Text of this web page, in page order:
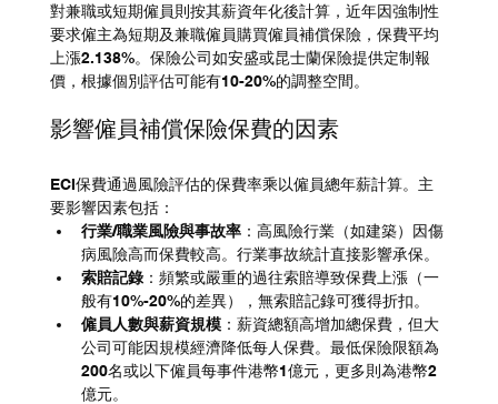
對兼職或短期僱員則按其薪資年化後計算，近年因強制性
要求僱主為短期及兼職僱員購買僱員補償保險，保費平均
上漲2.138%。保險公司如安盛或昆士蘭保險提供定制報
價，根據個別評估可能有10-20%的調整空間。
影響僱員補償保險保費的因素
ECI保費通過風險評估的保費率乘以僱員總年薪計算。主
要影響因素包括：
行業/職業風險與事故率：高風險行業（如建築）因傷
病風險高而保費較高。行業事故統計直接影響承保。
索賠記錄：頻繁或嚴重的過往索賠導致保費上漲（一
般有10%-20%的差異），無索賠記錄可獲得折扣。
僱員人數與薪資規模：薪資總額高增加總保費，但大
公司可能因規模經濟降低每人保費。最低保險限額為
200名或以下僱員每事件港幣1億元，更多則為港幣2
億元。